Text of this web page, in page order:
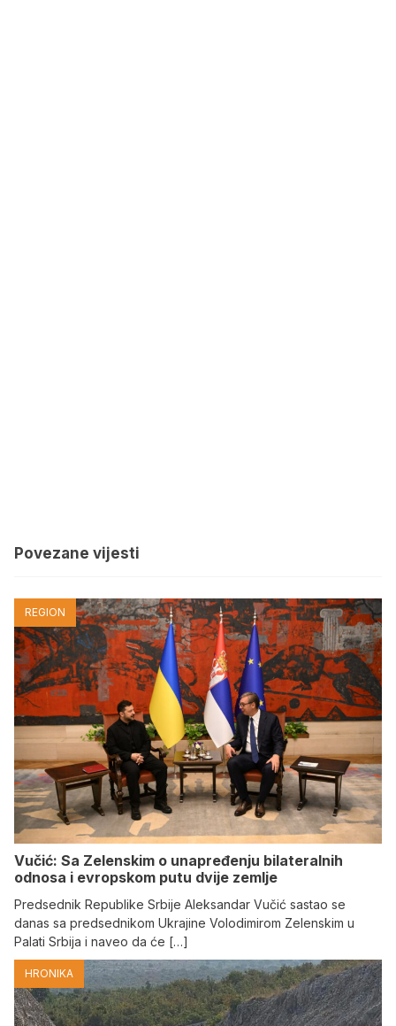
Povezane vijesti
REGION
Vučić: Sa Zelenskim o unapređenju bilateralnih
odnosa i evropskom putu dvije zemlje
Predsednik Republike Srbije Aleksandar Vučić sastao se
danas sa predsednikom Ukrajine Volodimirom Zelenskim u
Palati Srbija i naveo da će […]
HRONIKA